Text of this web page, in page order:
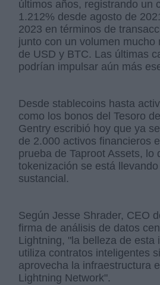
últimos años, registrando un
1.212% desde agosto de
2023 en términos de
junto con un volumen mucho
de USD y BTC. Las últimas
podrían impulsar aún más
Desde stablecoins hasta
como los bonos del Tesoro
Gentry escribió hoy que ya
de 2.000 activos financieros
prueba de Taproot Assets, lo
tokenización se está
sustancial.
Según Jesse Shrader, CEO
firma de análisis de datos
Lightning, "la belleza de esta
utiliza contratos inteligentes
aprovecha la infraestructura
Lightning Network".